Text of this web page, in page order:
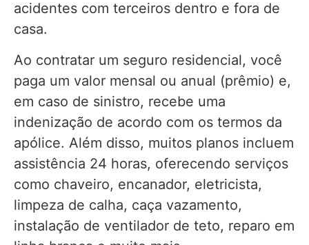
acidentes com terceiros dentro e fora de
casa.
Ao contratar um seguro residencial, você
paga um valor mensal ou anual (prêmio) e,
em caso de sinistro, recebe uma
indenização de acordo com os termos da
apólice. Além disso, muitos planos incluem
assistência 24 horas, oferecendo serviços
como chaveiro, encanador, eletricista,
limpeza de calha, caça vazamento,
instalação de ventilador de teto, reparo em